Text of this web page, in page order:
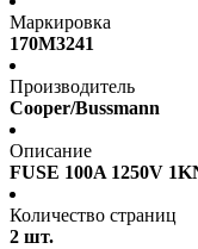
Маркировка
170M3241
Производитель
Cooper/Bussmann
Описание
FUSE 100A 1250V
Количество страниц
2 шт.